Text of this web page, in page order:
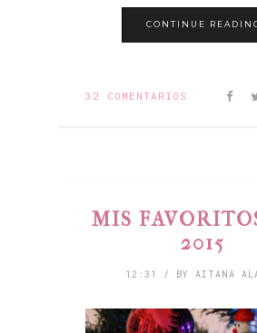
CONTINUE
32 COMENTARIOS
MIS
2015
12:31 / BY AITANA